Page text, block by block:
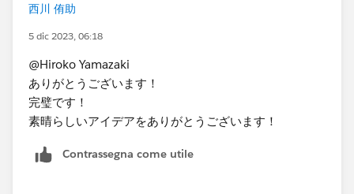
西川 侑助
5 dic 2023, 06:18
@Hiroko Yamazaki
ありがとうございます！
完璧です！
素晴らしいアイデアをありがとうございます！
Contrassegna come utile